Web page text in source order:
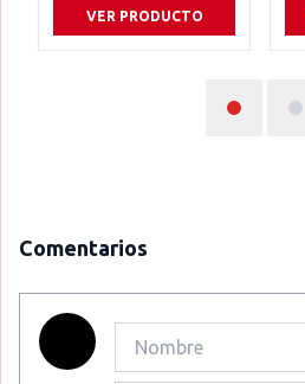
VER PRODUCTO
Comentarios